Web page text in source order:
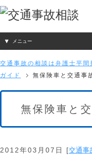
メニュー
交通事故の相談は弁護士平
ガイド
無保険車と交通事
無保険車と
2012年03月07日 [交通事